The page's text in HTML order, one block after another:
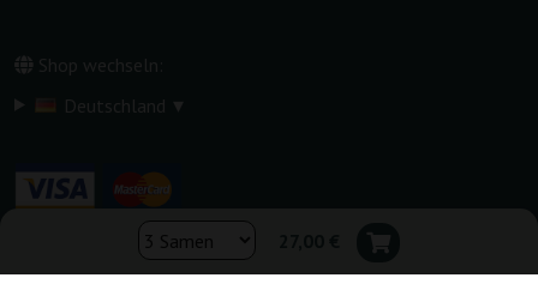
Shop wechseln:
Deutschland ▾